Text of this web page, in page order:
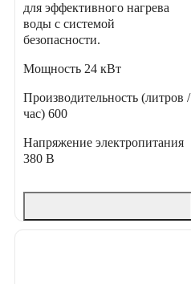
для эффективного нагрева
воды с системой
безопасности.
Мощность 24 кВт
Производительность (литров /
час) 600
Напряжение электропитания
380 В